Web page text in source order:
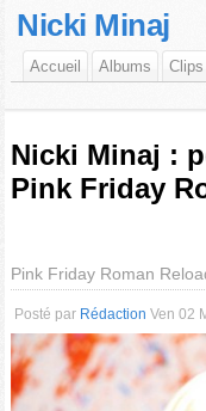
Nicki Minaj
Accueil Albums Clips
Nicki Minaj :
Pink Friday
Pink Friday Roman
Posté par Rédaction Ven 02